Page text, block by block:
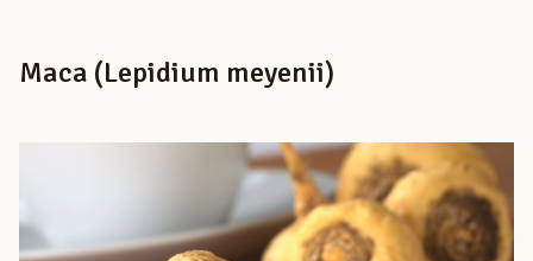
Maca (Lepidium meyenii)